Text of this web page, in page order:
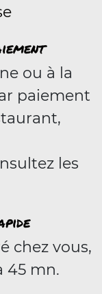
ou à la
paiement
les
chez vous,
45 mn.